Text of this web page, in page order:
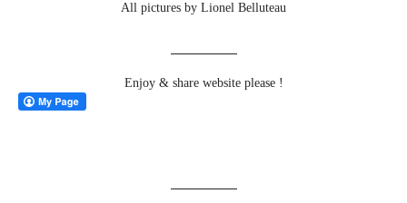
All pictures by Lionel Belluteau
Enjoy & share website please !